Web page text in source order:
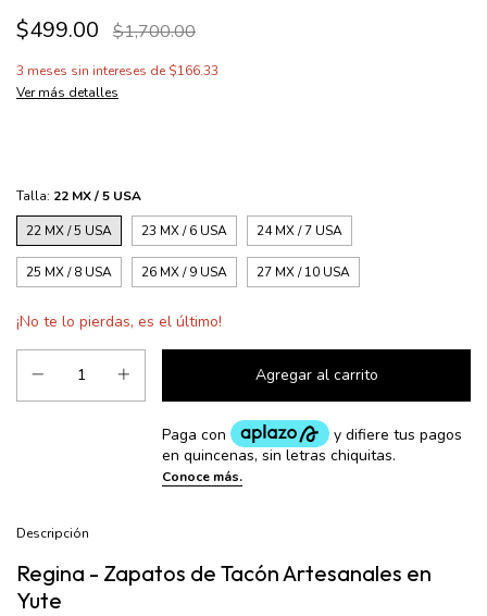
$499.00 $1,700.00
3 meses sin intereses de $166.33
Ver más detalles
Talla: 22 MX / 5 USA
22 MX / 5 USA
23 MX / 6 USA 24 MX / 7 USA
25 MX / 8 USA 26 MX / 9 USA 27 MX / 10 USA
¡No te lo pierdas, es el último!
Descripción
Regina - Zapatos de Tacón Artesanales en
Yute